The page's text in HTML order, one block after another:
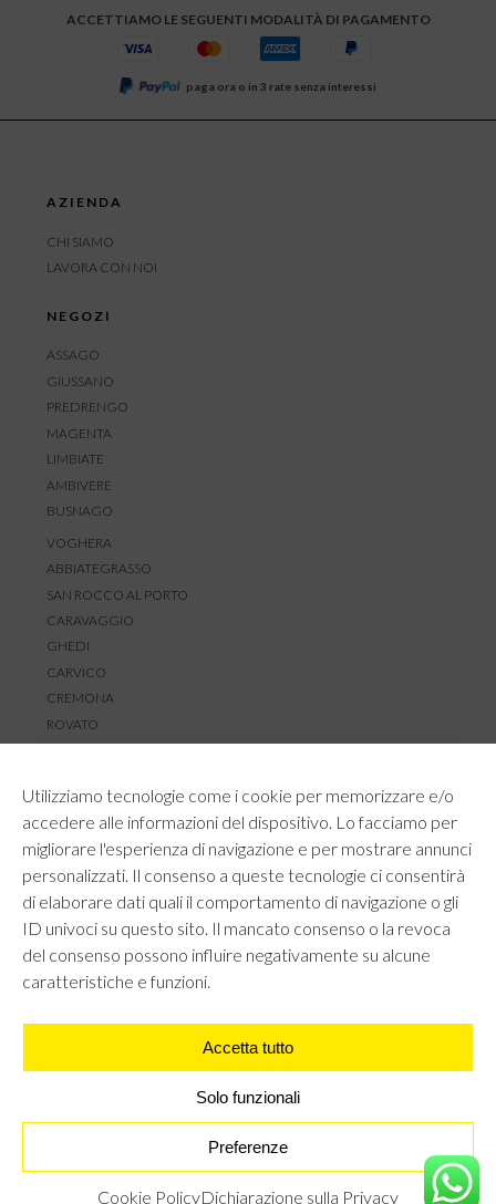
Utilizziamo tecnologie come i cookie per memorizzare e/o
accedere alle informazioni del dispositivo. Lo facciamo per
migliorare l'esperienza di navigazione e per mostrare annunci
personalizzati. Il consenso a queste tecnologie ci consentirà
di elaborare dati quali il comportamento di navigazione o gli
ID univoci su questo sito. Il mancato consenso o la revoca
del consenso possono influire negativamente su alcune
caratteristiche e funzioni.
Accetta tutto
Solo funzionali
Preferenze
Cookie PolicyDichiarazione sulla Privacy
GONNA CON VOLANT - GRIGIO
15,95
ACCETTIAMO LE SEGUENTI MODALITÀ DI PAGAMENTO
paga ora o in 3 rate senza interessi
AZIENDA
CHI SIAMO
LAVORA CON NOI
NEGOZI
ASSAGO
GIUSSANO
PREDRENGO
MAGENTA
LIMBIATE
AMBIVERE
BUSNAGO
VOGHERA
ABBIATEGRASSO
SAN ROCCO AL PORTO
CARAVAGGIO
GHEDI
CARVICO
CREMONA
ROVATO
RESI E RIMBORSI
REGOLAMENTO LOYALTY
CONTATTACI
PRIVACY POLICY COOKIE POLICY
UNI GRUPPO S.R.L - Viale Angelo Filippetti 24, 20122 Milano.
All right reserved P.IVA 10405840967